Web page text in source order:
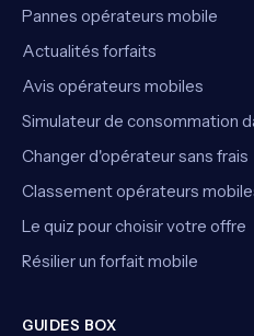
Pannes opérateurs mobile
Actualités forfaits
Avis opérateurs mobiles
Simulateur de consommation
Changer d'opérateur sans frais
Classement opérateurs
Le quiz pour choisir votre offre
Résilier un forfait mobile
GUIDES BOX